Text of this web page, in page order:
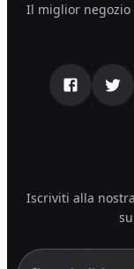
Il miglior
Iscriviti alla